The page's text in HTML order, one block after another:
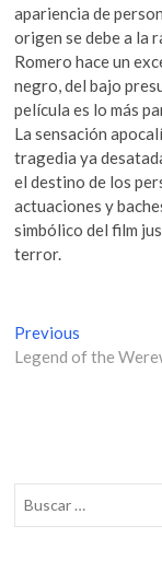
apariencia de
origen se debe a la
Romero hace un
negro, del bajo
película es lo más
La sensación
tragedia ya
el destino de los
actuaciones y
simbólico del film
terror.
N
a
g
a
Previous
r
p
Legend of the